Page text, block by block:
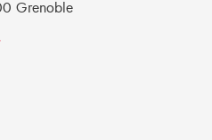
Grenoble